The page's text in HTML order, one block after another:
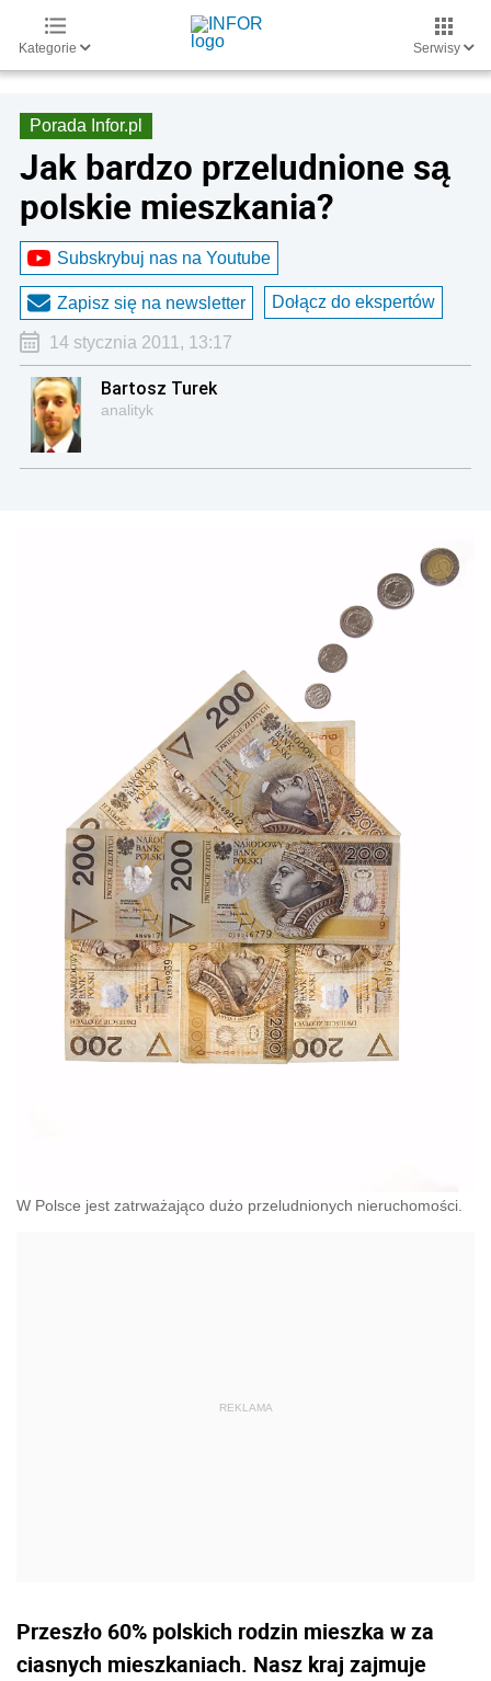
Kategorie Serwisy
Porada Infor.pl
Jak bardzo przeludnione są
polskie mieszkania?
Subskrybuj nas na Youtube
Zapisz się na newsletter Dołącz do ekspertów
14 stycznia 2011, 13:17
Bartosz Turek
analityk
W Polsce jest zatrważająco dużo przeludnionych nieruchomości.
Przeszło 60% polskich rodzin mieszka w za
ciasnych mieszkaniach. Nasz kraj zajmuje